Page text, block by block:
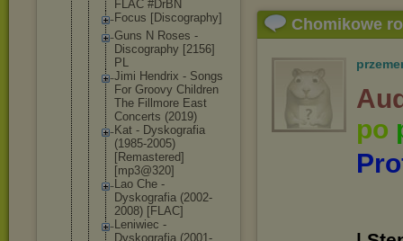
FLAC #DrBN
Focus [Discography]
Guns N Roses -
Discography [2156]
PL
Jimi Hendrix - Songs
For Groovy Children
The Fillmore East
Concerts (2019)
Kat - Dyskografia
(1985-2005)
[Remastered]
[mp3@320]
Lao Che -
Dyskografia (2002-
2008) [FLAC]
Leniwiec -
Dyskografia (2001-
Chomikowe
po